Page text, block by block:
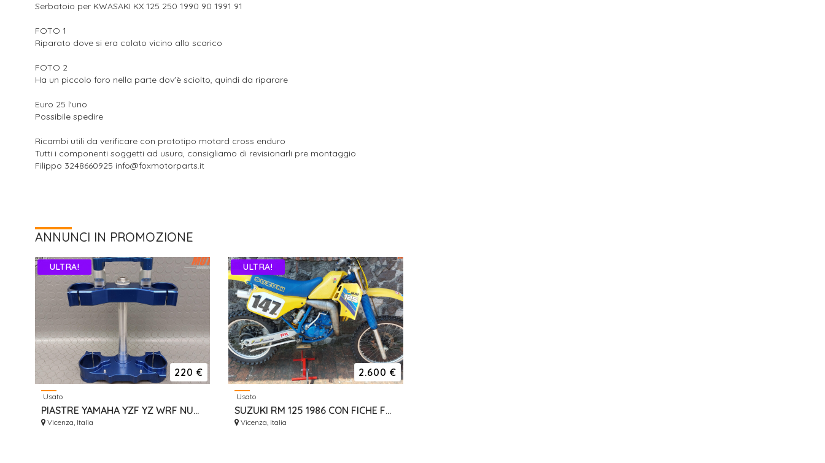
Serbatoio per KWASAKI KX 125 250 1990 90 1991 91
FOTO 1
Riparato dove si era colato vicino allo scarico
FOTO 2
Ha un piccolo foro nella parte dov'è sciolto, quindi da riparare
Euro 25 l'uno
Possibile spedire
Ricambi utili da verificare con prototipo motard cross enduro
Tutti i componenti soggetti ad usura, consigliamo di revisionarli pre montaggio
Filippo 3248660925 info@foxmotorparts.it
ANNUNCI IN PROMOZIONE
220 €
ULTRA!
Usato
PIASTRE YAMAHA YZF YZ WRF NUOVE ERGAL GECO RISER
Vicenza, Italia
2.600 €
ULTRA!
Usato
SUZUKI RM 125 1986 CON FICHE FMI DA VETRINA
Vicenza, Italia